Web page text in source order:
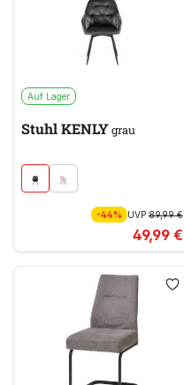
Auf Lager
Stuhl KENLYgrau
-44% UVP 89,99 €
49,99 €